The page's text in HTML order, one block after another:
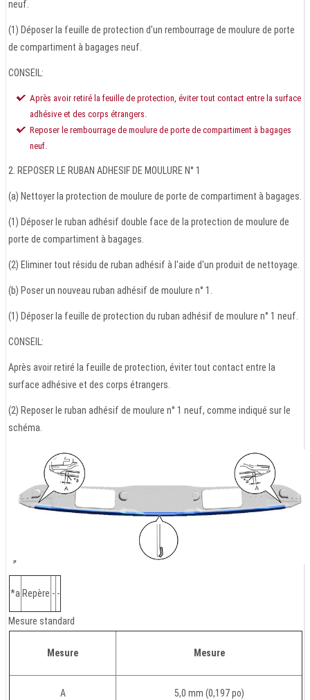
neuf.
(1) Déposer la feuille de protection d'un rembourrage de moulure de porte
de compartiment à bagages neuf.
CONSEIL:
Après avoir retiré la feuille de protection, éviter tout contact entre la surface
adhésive et des corps étrangers.
Reposer le rembourrage de moulure de porte de compartiment à bagages
neuf.
2. REPOSER LE RUBAN ADHESIF DE MOULURE N° 1
(a) Nettoyer la protection de moulure de porte de compartiment à bagages.
(1) Déposer le ruban adhésif double face de la protection de moulure de
porte de compartiment à bagages.
(2) Eliminer tout résidu de ruban adhésif à l'aide d'un produit de nettoyage.
(b) Poser un nouveau ruban adhésif de moulure n° 1.
(1) Déposer la feuille de protection du ruban adhésif de moulure n° 1 neuf.
CONSEIL:
Après avoir retiré la feuille de protection, éviter tout contact entre la
surface adhésive et des corps étrangers.
(2) Reposer le ruban adhésif de moulure n° 1 neuf, comme indiqué sur le
schéma.
*a Repère - -
Mesure standard
Mesure Mesure
A 5,0 mm (0,197 po)